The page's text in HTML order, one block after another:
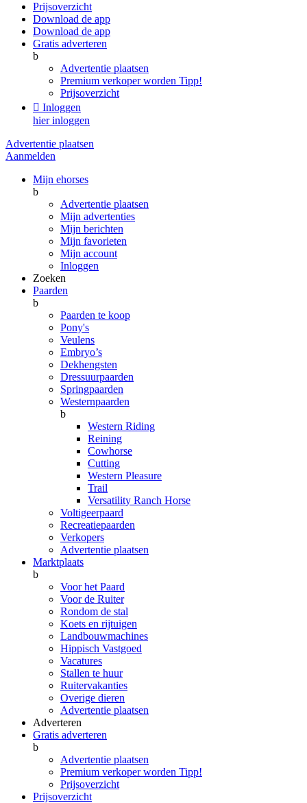
Prijsoverzicht
Download de app
Download de app
Gratis adverteren
b
Advertentie plaatsen
Premium verkoper worden Tipp!
Prijsoverzicht
 Inloggen
hier inloggen
Advertentie plaatsen
Aanmelden
Mijn ehorses
b
Advertentie plaatsen
Mijn advertenties
Mijn berichten
Mijn favorieten
Mijn account
Inloggen
Zoeken
Paarden
b
Paarden te koop
Pony's
Veulens
Embryo’s
Dekhengsten
Dressuurpaarden
Springpaarden
Westernpaarden
b
Western Riding
Reining
Cowhorse
Cutting
Western Pleasure
Trail
Versatility Ranch Horse
Voltigeerpaard
Recreatiepaarden
Verkopers
Advertentie plaatsen
Marktplaats
b
Voor het Paard
Voor de Ruiter
Rondom de stal
Koets en rijtuigen
Landbouwmachines
Hippisch Vastgoed
Vacatures
Stallen te huur
Ruitervakanties
Overige dieren
Advertentie plaatsen
Adverteren
Gratis adverteren
b
Advertentie plaatsen
Premium verkoper worden Tipp!
Prijsoverzicht
Prijsoverzicht